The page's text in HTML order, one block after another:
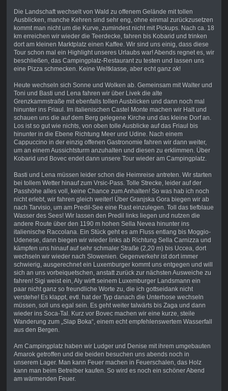
Die Landschaft wechselt von Wald zu offenem Gelände mit tollen
Ausblicken, manche Kehren sind sehr eng, ohne einmal zurückzusetzen
kommt man nicht um die Kurve, zumindest nicht mit Pickups. Nach ca. 18
km erreichen wir wieder die Teerdecke, fahren bis Kobarid und trinken
dort am kleinen Marktplatz einen Kaffee. Wir sind uns einig, dass diese
Tour schon mal ein Highlight unseres Urlaubs war! Abends regnet es, wir
beschließen, das Campingplatz-Restaurant zu testen und lassen uns
eine Pizza schmecken. Keine Weltklasse, aber echt ganz ok!
Heute wechseln sich Sonne und Wolken ab. Gemeinsam mit Walter und
Toni und Basti und Lena fahren wir über Livek die alte
Grenzkammstraße mit ebenfalls tollen Ausblicken und dann noch mal
hinunter ins Friaul. Im italienischen Castel Monte machen wir Halt und
schauen uns die auf dem Berg gelegene Kirche und das kleine Dorf an.
Los ist so gut wie nichts, von oben tolle Ausblicke auf das Friaul bis
hinunter in die Ebene Richtung Meer und Udine. Nach einem
Cappuccino in der einzig offenen Gastronomie fahren wir dann weiter,
um an einem Aussichtsturm anzuhalten und diesen zu erklimmen. Über
Kobarid und Bovec endet dann unsere Tour wieder am Campingplatz.
Basti und Lena müssen leider schon die Heimreise antreten. Wir starten
bei tollem Wetter hinauf zum Vrsic-Pass. Tolle Strecke, leider auf der
Passhöhe alles voll, keine Chance zum Anhalten! So was hab ich noch
nicht erlebt, wir fahren gleich weiter! Über Granjska Gora biegen wir ab
nach Tarvisio, um am Predil-See eine Rast einzulegen. Toll das tiefblaue
Wasser des Sees! Wir lassen den Predil links liegen und nutzen die
andere Route über den 1190 m hohen Sella Nevea hinunter ins
italienische Raccolana. Ein Stück geht es am Fluss entlang bis Moggio-
Udenese, dann biegen wir wieder links ab Richtung Sella Carnizza und
kämpfen uns hinauf auf sehr schmaler Straße (2,20 m) bis Uccea, dort
wechseln wir wieder nach Slowenien. Gegenverkehr ist dort immer
schwierig, ausgerechnet ein Luxemburger kommt uns entgegen und will
sich an uns vorbeiquetschen, anstatt zurück zur nächsten Ausweiche zu
fahren! Sigi weist ein, Aly wirft seinem Luxemburger Landsmann ein
paar nicht ganz so freundliche Worte zu, die ich gottseidank nicht
verstehe! Es klappt, evtl. hat der Typ danach die Unterhose wechseln
müssen, soll uns egal sein. Es geht weiter talwärts bis Zaga und dann
wieder ins Soca-Tal. Kurz vor Bovec machen wir eine kurze, steile
Wanderung zum „Slap Boka“, einem echt empfehlenswertem Wasserfall
aus den Bergen.
Am Campingplatz haben wir Ludger und Denise mit ihrem umgebauten
Amarok getroffen und die beiden besuchen uns abends noch in
unserem Lager. Man kann Feuer machen in Feuerschalen, das Holz
kann man beim Betreiber kaufen. So wird es noch ein schöner Abend
am wärmenden Feuer.